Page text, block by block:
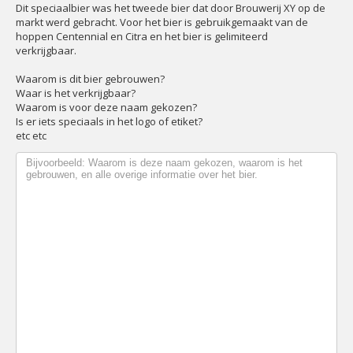
Dit speciaalbier was het tweede bier dat door Brouwerij XY op de
markt werd gebracht. Voor het bier is gebruikgemaakt van de
hoppen Centennial en Citra en het bier is gelimiteerd
verkrijgbaar.
Waarom is dit bier gebrouwen?
Waar is het verkrijgbaar?
Waarom is voor deze naam gekozen?
Is er iets speciaals in het logo of etiket?
etc etc